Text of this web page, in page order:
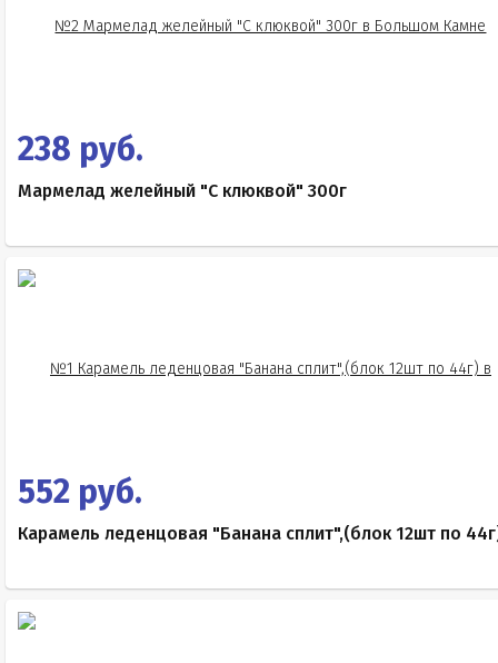
238 руб.
Мармелад желейный "С клюквой" 300г
552 руб.
Карамель леденцовая "Банана сплит",(блок 12шт по